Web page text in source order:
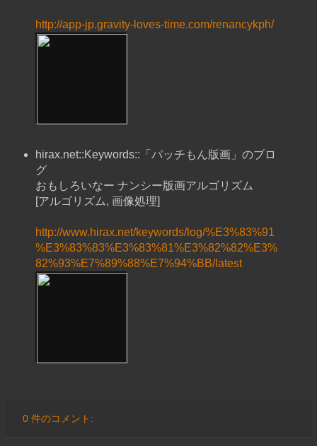
http://app-jp.gravity-loves-time.com/renancykph/
hirax.net::Keywords::「パッチもん版画」のブロ
グ
おもしろいなー ナンシー版画アルゴリズム
[アルゴリズム, 画像処理]
http://www.hirax.net/keywords/log/%E3%83%91
%E3%83%83%E3%83%81%E3%82%82%E3%
82%93%E7%89%88%E7%94%BB/latest
0 件のコメント: